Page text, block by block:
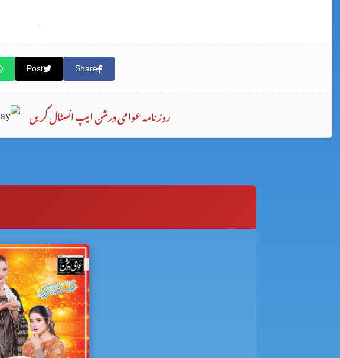
Share
Post
روزنامہ عوامی درشن ایپ انسٹال کریں